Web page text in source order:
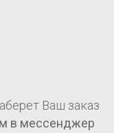
Ваш заказ
в мессенджер